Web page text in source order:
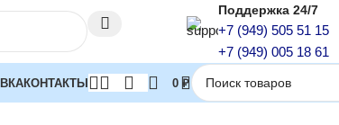
Поддержка 24/7
+7 (949) 505 51 15
+7 (949) 005 18 61
КОНТАКТЫ 0 ₽
котлы Одноконтурные напольные газовые котлы